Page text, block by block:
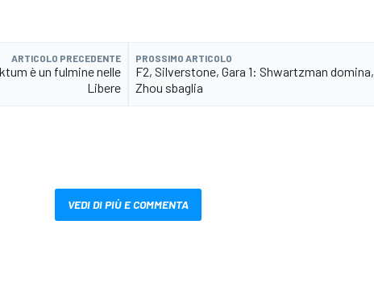
ARTICOLO PRECEDENTE
è un fulmine nelle
Libere
PROSSIMO ARTICOLO
F2, Silverstone, Gara 1: Shwartzman domina,
Zhou sbaglia
VEDI DI PIÙ E COMMENTA